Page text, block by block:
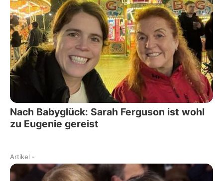
Nach Babyglück: Sarah Ferguson ist wohl
zu Eugenie gereist
Artikel -